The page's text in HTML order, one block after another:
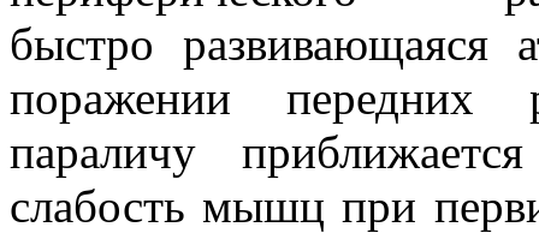
быстро развивающаяся
поражении передних
параличу
слабость мышц при